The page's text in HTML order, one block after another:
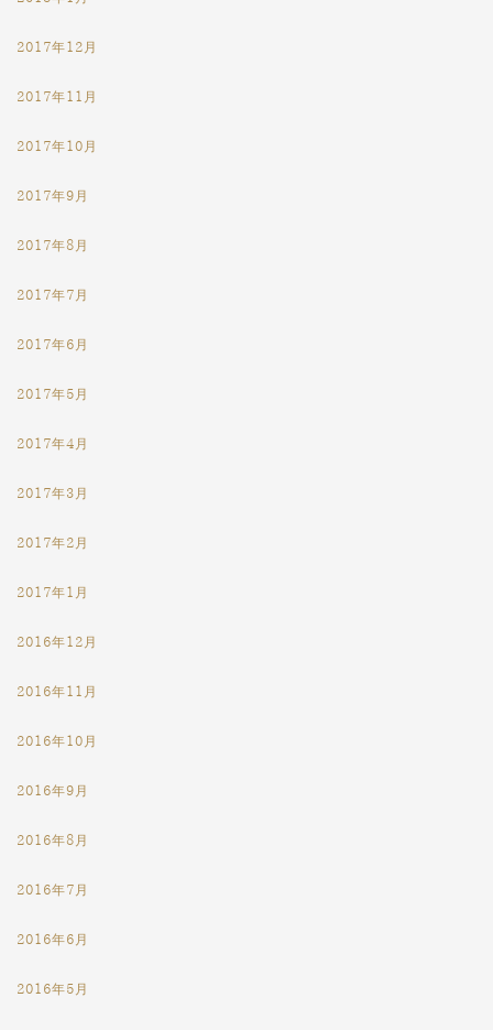
2017年12月
2017年11月
2017年10月
2017年9月
2017年8月
2017年7月
2017年6月
2017年5月
2017年4月
2017年3月
2017年2月
2017年1月
2016年12月
2016年11月
2016年10月
2016年9月
2016年8月
2016年7月
2016年6月
2016年5月